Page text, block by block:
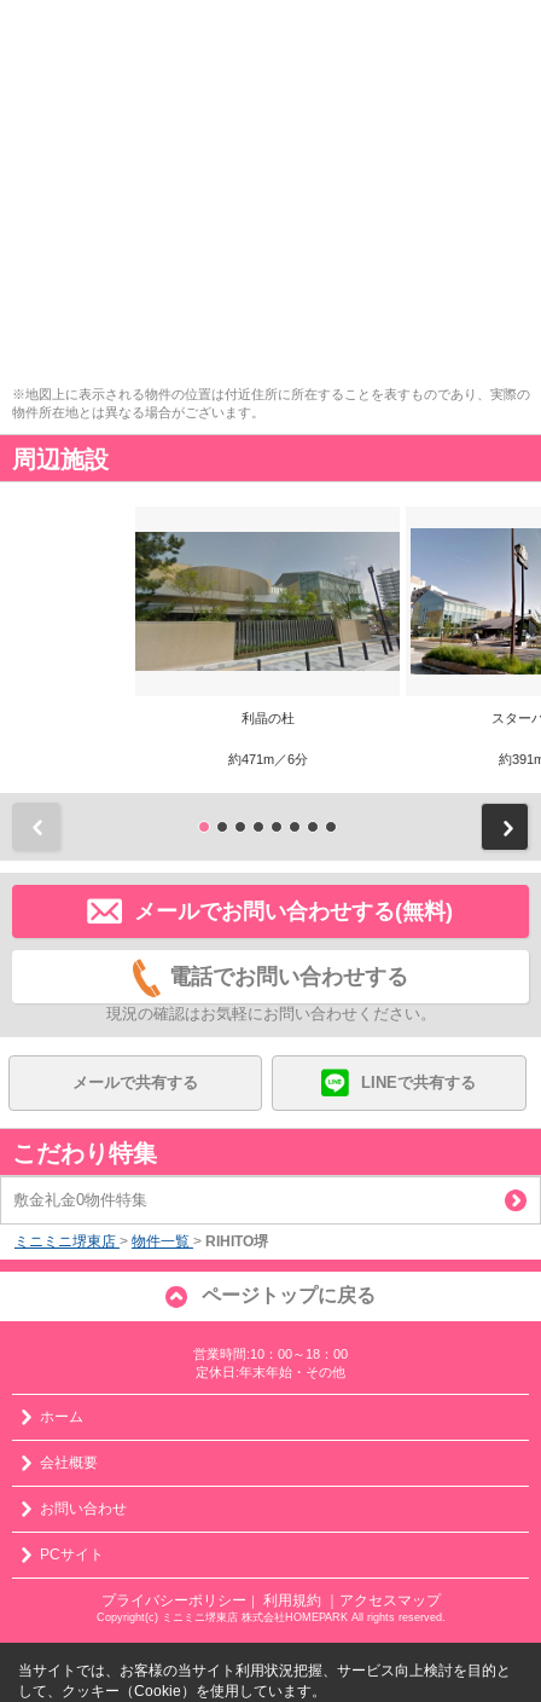
※地図上に表示される物件の位置は付近住所に所在することを表すものであり、実際の
物件所在地とは異なる場合がございます。
周辺施設
利晶の杜
約471m／6分
スター
約
メールでお問い合わせする(無料)
電話でお問い合わせする
現況の確認はお気軽にお問い合わせください。
メールで共有する LINEで共有する
こだわり特集
敷金礼金0物件特集
ミニミニ堺東店 > 物件一覧 > RIHITO堺
ページトップに戻る
営業時間:10：00～18：00
定休日:年末年始・その他
ホーム
会社概要
お問い合わせ
PCサイト
プライバシーポリシー 利用規約 ｜アクセスマップ
Copyright(c) ミニミニ堺東店 株式会社HOMEPARK All rights reserved.
当サイトでは、お客様の当サイト利用状況把握、サービス向上検討を目的と
して、クッキー（Cookie）を使用しています。